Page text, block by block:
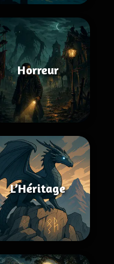
Horreur
L’Héritage